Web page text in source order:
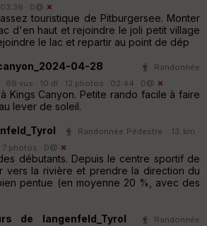
· D@
touristique de Pitburgersee. Monter
d'en haut et rejoindre le joli petit village
le lac et repartir au point de dép
04-28
Randonnée
69 vus · 10 dl · 12 photos · 02:44 · D@
Kings Canyon. Petite rando facile à faire
lever de soleil.
Randonnée Pédestre · 13 km ·
7 photos · D@
débutants. Depuis le centre sportif de
vers la rivière et prendre la direction du
pentue (en moyenne 20 %, avec des
de langenfeld_Tyrol
Randonnée